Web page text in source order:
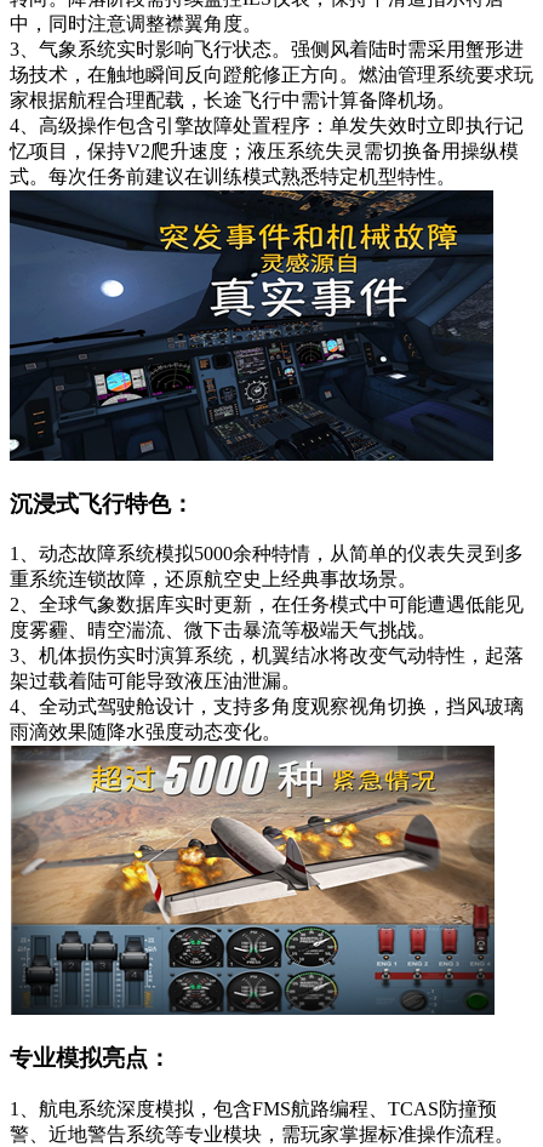
中，同时注意调整襟翼角度。
3、气象系统实时影响飞行状态。强侧风着陆时需采用蟹形进
场技术，在触地瞬间反向蹬舵修正方向。燃油管理系统要求玩
家根据航程合理配载，长途飞行中需计算备降机场。
4、高级操作包含引擎故障处置程序：单发失效时立即执行记
忆项目，保持V2爬升速度；液压系统失灵需切换备用操纵模
式。每次任务前建议在训练模式熟悉特定机型特性。
沉浸式飞行特色：
1、动态故障系统模拟5000余种特情，从简单的仪表失灵到多
重系统连锁故障，还原航空史上经典事故场景。
2、全球气象数据库实时更新，在任务模式中可能遭遇低能见
度雾霾、晴空湍流、微下击暴流等极端天气挑战。
3、机体损伤实时演算系统，机翼结冰将改变气动特性，起落
架过载着陆可能导致液压油泄漏。
4、全动式驾驶舱设计，支持多角度观察视角切换，挡风玻璃
雨滴效果随降水强度动态变化。
专业模拟亮点：
1、航电系统深度模拟，包含FMS航路编程、TCAS防撞预
警、近地警告系统等专业模块，需玩家掌握标准操作流程。